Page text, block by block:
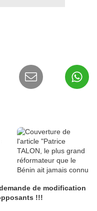
de modification
!!!